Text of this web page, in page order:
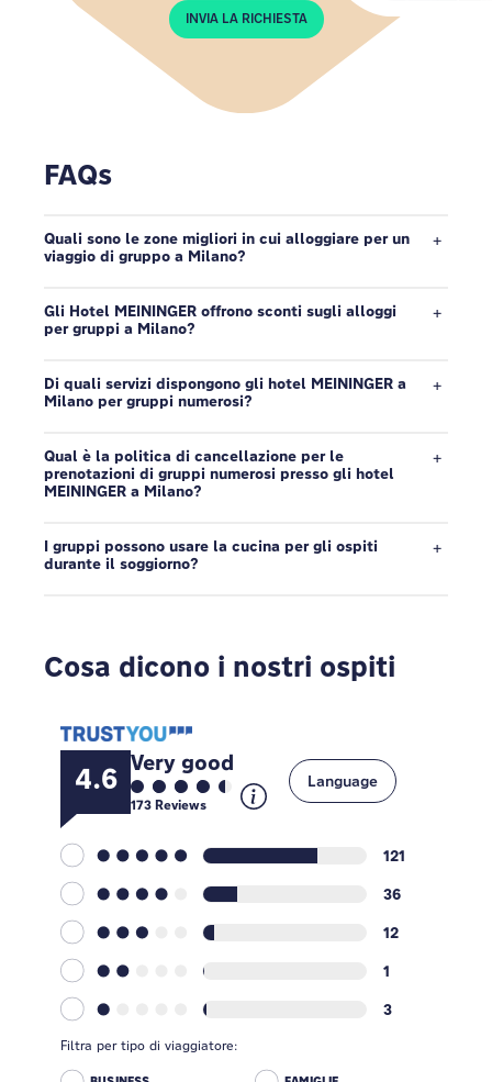
INVIA LA RICHIESTA
FAQs
Quali sono le zone migliori in cui alloggiare per un
viaggio di gruppo a Milano?
Gli Hotel MEININGER offrono sconti sugli alloggi
per gruppi a Milano?
Di quali servizi dispongono gli hotel MEININGER a
Milano per gruppi numerosi?
Qual è la politica di cancellazione per le
prenotazioni di gruppi numerosi presso gli hotel
MEININGER a Milano?
I gruppi possono usare la cucina per gli ospiti
durante il soggiorno?
Cosa dicono i nostri ospiti
4.6 Very good
173Reviews
121
36
12
1
3
Language
Filtra per tipo di viaggiatore: